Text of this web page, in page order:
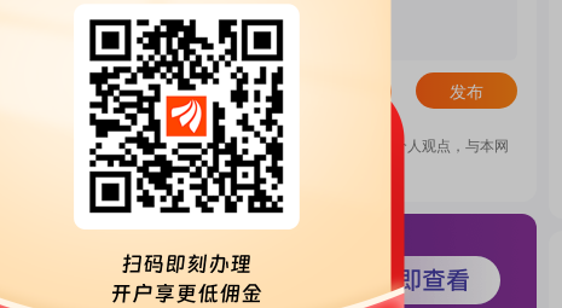
吧
发布
证券市场；2.用户在本社区发表的所有资料、言论等仅代表个人观点，与本网
投资并承担相应风险。 《东方财富社区管理规定》